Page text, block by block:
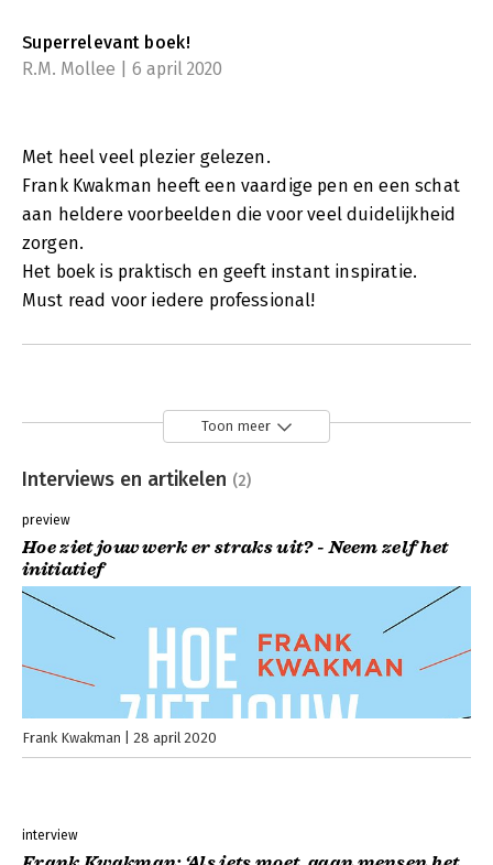
Superrelevant boek!
R.M. Mollee | 6 april 2020
Met heel veel plezier gelezen.
Frank Kwakman heeft een vaardige pen en een schat
aan heldere voorbeelden die voor veel duidelijkheid
zorgen.
Het boek is praktisch en geeft instant inspiratie.
Must read voor iedere professional!
Toon meer
Interviews en artikelen (2)
preview
Hoe ziet jouw werk er straks uit? - Neem zelf het
initiatief
Frank Kwakman 28 april 2020
interview